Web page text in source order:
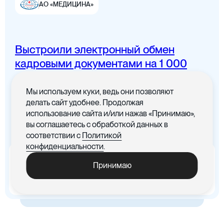
Цифровая канцелярия
Цифровые договоры
Цифровая бухгалтерия
АО «МЕДИЦИНА»
Выстроили электронный обмен
кадровыми документами на 1 000
Все документы в одном месте с
понятным интерфейсом
x5
Ускорились процедуры
обработки документов
-30%
издержки, связанные с печатью
Мы используем куки, ведь они позволяют
делать сайт удобнее. Продолжая
использование сайта и/или нажав «Принимаю»,
вы соглашаетесь с обработкой данных в
соответствии с Политикой
конфиденциальности.
Принимаю